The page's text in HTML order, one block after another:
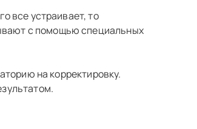
все устраивает, то
с помощью специальных
на корректировку.